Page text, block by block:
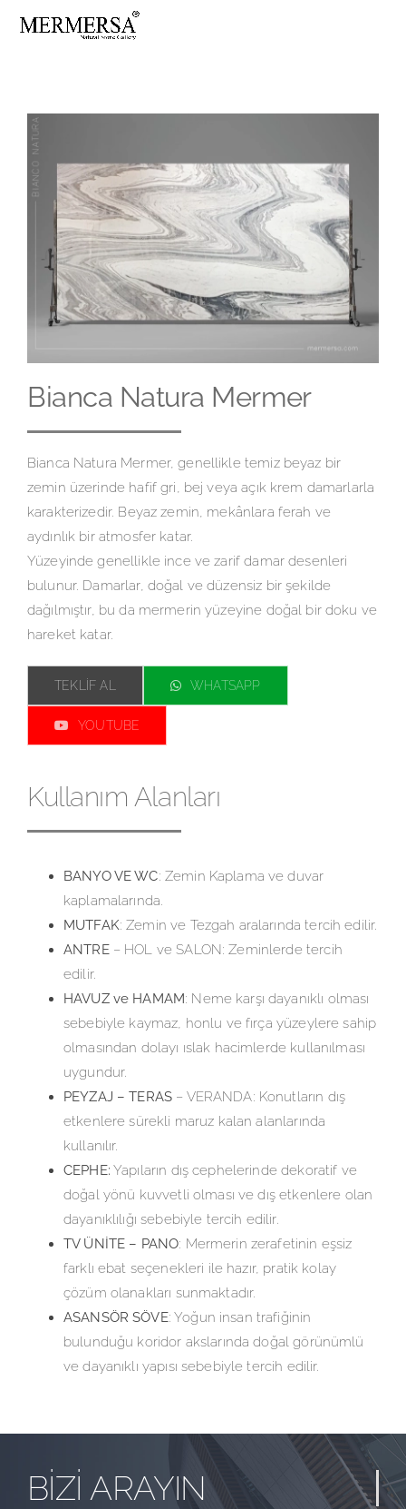
Bianca Natura Mermer
Bianca Natura Mermer, genellikle temiz beyaz bir
zemin üzerinde hafif gri, bej veya açık krem damarlarla
karakterizedir. Beyaz zemin, mekânlara ferah ve
aydınlık bir atmosfer katar.
Yüzeyinde genellikle ince ve zarif damar desenleri
bulunur. Damarlar, doğal ve düzensiz bir şekilde
dağılmıştır, bu da mermerin yüzeyine doğal bir doku ve
hareket katar.
TEKLIF AL WHATSAPP
YOUTUBE
Kullanım Alanları
BANYO VE WC: Zemin Kaplama ve duvar
kaplamalarında.
MUTFAK: Zemin ve Tezgah aralarında tercih edilir.
ANTRE– HOL ve SALON: Zeminlerde tercih
edilir.
HAVUZ ve HAMAM: Neme karşı dayanıklı olması
sebebiyle kaymaz, honlu ve fırça yüzeylere sahip
olmasından dolayı ıslak hacimlerde kullanılması
uygundur.
PEYZAJ – TERAS – VERANDA: Konutların dış
etkenlere sürekli maruz kalan alanlarında
kullanılır.
CEPHE: Yapıların dış cephelerinde dekoratif ve
doğal yönü kuvvetli olması ve dış etkenlere olan
dayanıklılığı sebebiyle tercih edilir.
TV ÜNİTE – PANO: Mermerin zerafetinin eşsiz
farklı ebat seçenekleri ile hazır, pratik kolay
çözüm olanakları sunmaktadır.
ASANSÖR SÖVE: Yoğun insan trafiğinin
bulunduğu koridor akslarında doğal görünümlü
ve dayanıklı yapısı sebebiyle tercih edilir.
BİZİ ARAYIN